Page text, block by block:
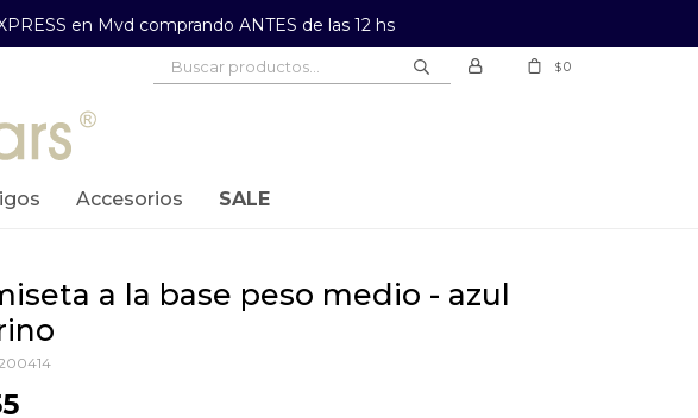
en Mvd comprando ANTES de las 12 hs
accesorios SALE
$0